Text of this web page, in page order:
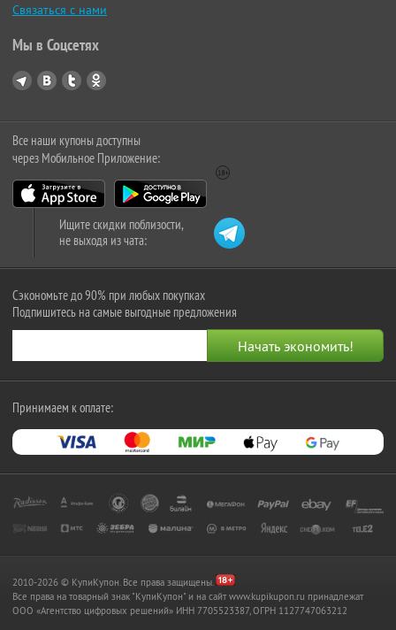
Связаться с нами
Мы в Соцсетях
Все наши купоны доступны
через Мобильное Приложение:
Ищите скидки поблизости,
не выходя из чата:
Сэкономьте до 90% при любых покупках
Подпишитесь на самые выгодные предложения
Принимаем к оплате:
2010-2026 © КупиКупон. Все права защищены.
Все права на товарный знак "КупиКупон" и на сайт www.kupikupon.ru принадлежат
OOO «Агентство цифровых решений» ИНН 7705523387, ОГРН 1127747063212